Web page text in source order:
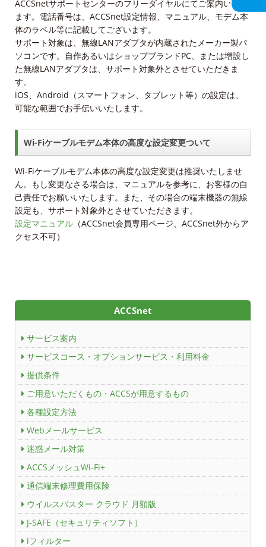
ACCSnetサポートセンターのフリーダイヤルにてご案内いたし
ます。電話番号は、ACCSnet設定情報、マニュアル、モデム本
体のラベル等に記載してございます。
サポート対象は、無線LANアダプタが内蔵されたメーカー製パ
ソコンです。自作あるいはショップブランドPC、または増設し
た無線LANアダプタは、サポート対象外とさせていただきま
す。
iOS、Android（スマートフォン、タブレット等）の設定は、
可能な範囲でお手伝いいたします。
Wi-Fiケーブルモデム本体の高度な設定変更ついて
Wi-Fiケーブルモデム本体の高度な設定変更は推奨いたしませ
ん。もし変更なさる場合は、マニュアルを参考に、お客様の自
己責任でお願いいたします。また、その場合の端末機器の無線
設定も、サポート対象外とさせていただきます。
設定マニュアル （ACCSnet会員専用ページ、ACCSnet外からア
クセス不可）
ACCSnet
サービス案内
サービスコース・オプションサービス・利用料金
提供条件
ご用意いただくもの・ACCSが用意するもの
各種設定方法
Webメールサービス
迷惑メール対策
ACCSメッシュWi-Fi+
通信端末修理費用保険
ウイルスバスター クラウド 月額版
J-SAFE（セキュリティソフト）
iフィルター